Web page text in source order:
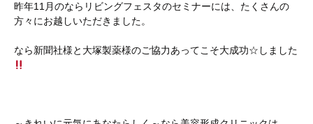
昨年11月のならリビングフェスタのセミナーには、たくさんの
方々にお越しいただきました。
なら新聞社様と大塚製薬様のご協力あってこそ大成功☆しました